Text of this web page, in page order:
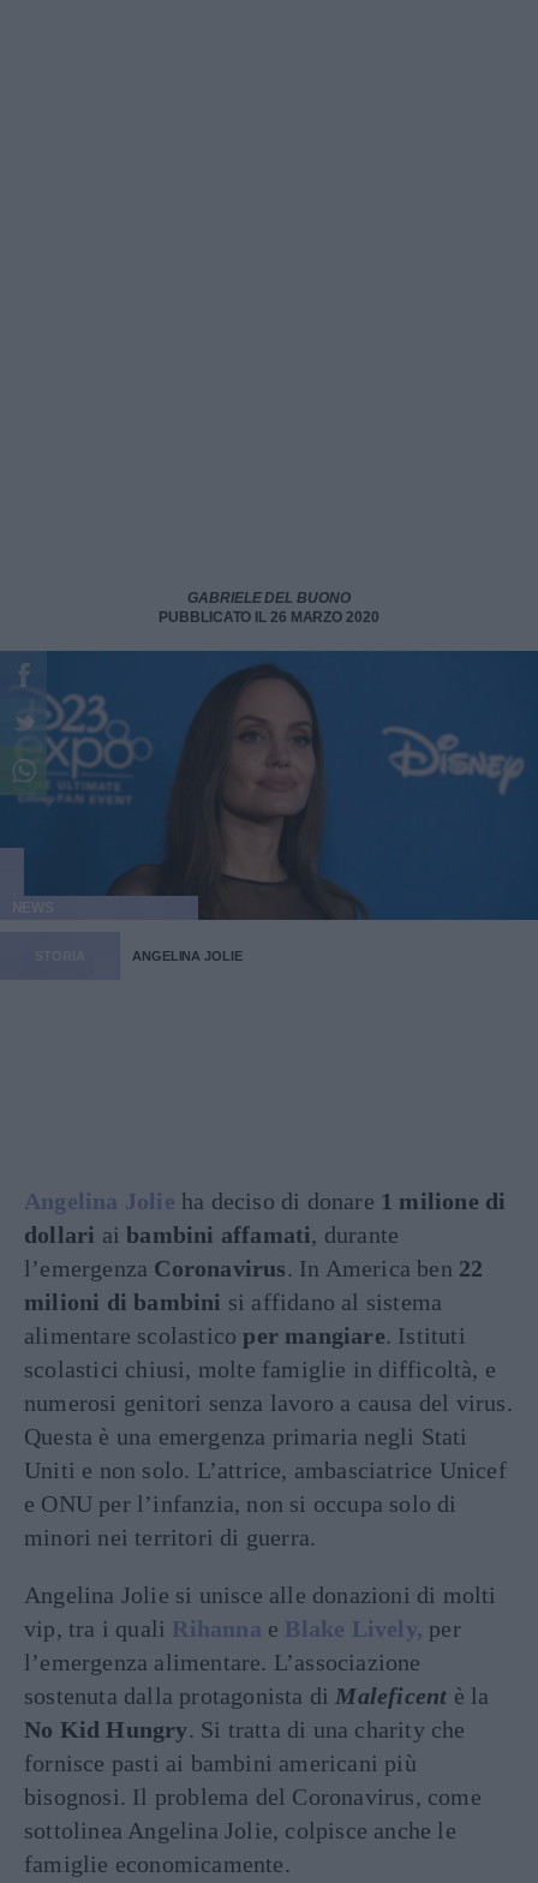
GABRIELE DEL BUONO
PUBBLICATO IL 26 MARZO 2020
ANGELINA JOLIE
Angelina Jolie ha deciso di donare 1 milione di
dollari aibambini affamati, durante
l’emergenza Coronavirus. In America ben 22
milioni di bambini si affidano al sistema
alimentare scolasticoper mangiare. Istituti
scolastici chiusi, molte famiglie in difficoltà, e
numerosi genitori senza lavoro a causa del virus.
Questa è una emergenza primaria negli Stati
Uniti e non solo. L’attrice, ambasciatrice Unicef
e ONU per l’infanzia, non si occupa solo di
minori nei territori di guerra.
Angelina Jolie si unisce alle donazioni di molti
vip, tra i quali Rihanna e Blake Lively, per
l’emergenza alimentare. L’associazione
sostenuta dalla protagonista di Maleficent è la
No Kid Hungry. Si tratta di una charity che
fornisce pasti ai bambini americani più
bisognosi. Il problema del Coronavirus, come
sottolinea Angelina Jolie, colpisce anche le
famiglie economicamente.